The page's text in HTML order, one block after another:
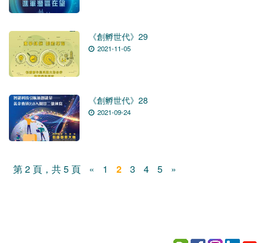
《創孵世代》29
2021-11-05
《創孵世代》28
2021-09-24
第 2 頁，共 5 頁 « 1 2 3 4 5 »